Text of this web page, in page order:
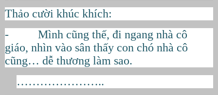
Thảo cười khúc khích:
- Mình cũng thế, đi ngang nhà cô
giáo, nhìn vào sân thấy con chó nhà cô
cũng… dễ thương làm sao.
…………………..